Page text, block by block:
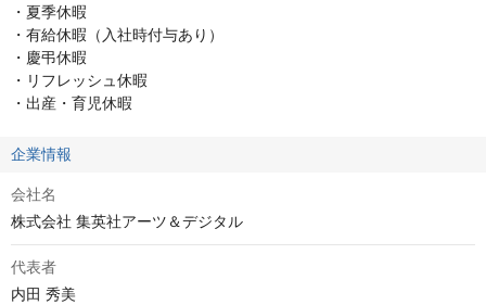
・夏季休暇
・有給休暇（入社時付与あり）
・慶弔休暇
・リフレッシュ休暇
・出産・育児休暇
企業情報
会社名
株式会社 集英社アーツ＆デジタル
代表者
内田 秀美